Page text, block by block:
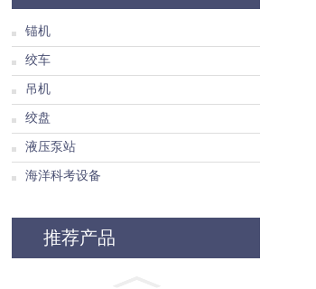
锚机
绞车
吊机
绞盘
液压泵站
海洋科考设备
推荐产品